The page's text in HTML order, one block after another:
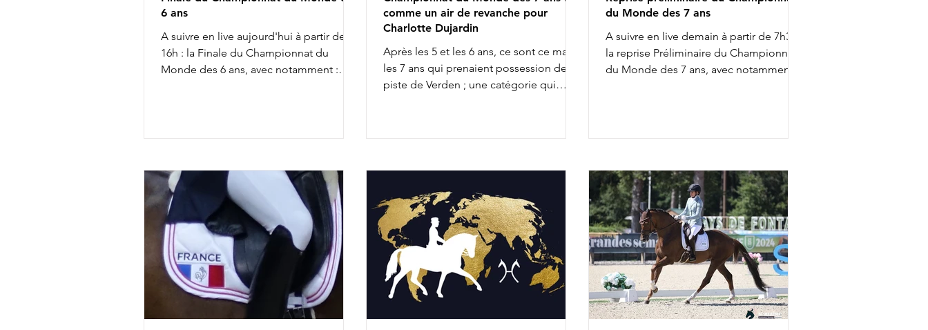
6 ans
A suivre en live aujourd'hui à partir de
16h : la Finale du Championnat du
Monde des 6 ans, avec notamment :
Jaeger & Faustino G Liste de départ
comme un air de revanche pour
Charlotte Dujardin
Après les 5 et les 6 ans, ce sont ce matin
les 7 ans qui prenaient possession de la
piste de Verden ; une catégorie qui
Bien qu'elle ait fait partie des pré-
Championnats du Monde d'Aix la
Chapelle avec Braveheart, Charlotte
Dujardin ne retrouvera pas cette année
l'équipe anglaise chez les senio
du Monde des 7 ans
A suivre en live demain à partir de 7h30 :
la reprise Préliminaire du Championnat
du Monde des 7 ans, avec notamment :
9h58 : Charlotte Dujardin & Secret Agent
des Paluds 11h28 : Dinja van Liere & Red
Viper 13h14 : Jeanna Hogberg &
Severucci HT 13h22 : Leonie Richter &
Glamdale WP Liste de départ complète
ICI